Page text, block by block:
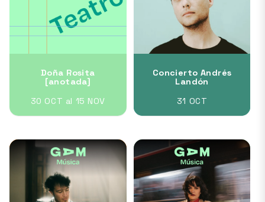
Doña Rosita
[anotada]
30 OCT al 15 NOV
Concierto Andrés
Landón
31 OCT